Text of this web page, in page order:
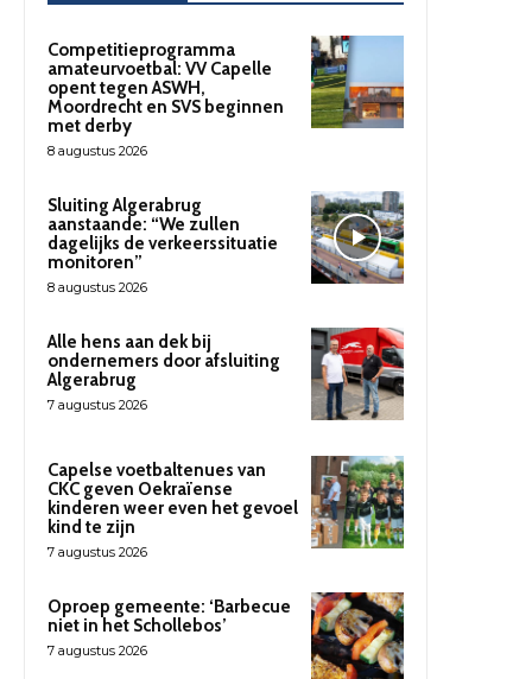
Competitieprogramma
amateurvoetbal: VV Capelle
opent tegen ASWH,
Moordrecht en SVS beginnen
met derby
8 augustus 2026
Sluiting Algerabrug
aanstaande: “We zullen
dagelijks de verkeerssituatie
monitoren”
8 augustus 2026
Alle hens aan dek bij
ondernemers door afsluiting
Algerabrug
7 augustus 2026
Capelse voetbaltenues van
CKC geven Oekraïense
kinderen weer even het gevoel
kind te zijn
7 augustus 2026
Oproep gemeente: ‘Barbecue
niet in het Schollebos’
7 augustus 2026